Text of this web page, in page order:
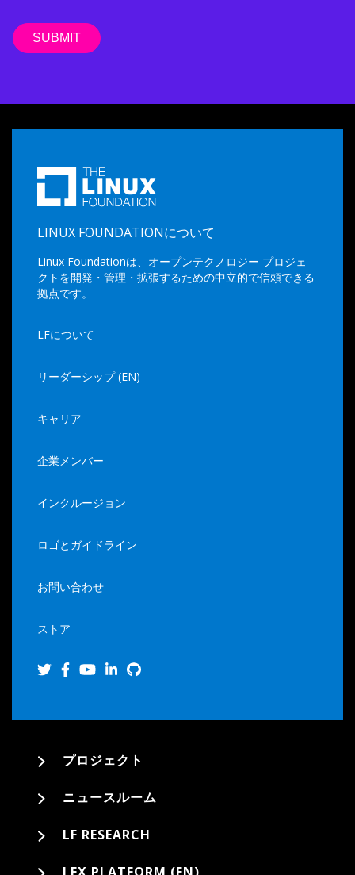
LINUX FOUNDATIONについて
Linux Foundationは、オープンテクノロジー プロジェ
クトを開発・管理・拡張するための中立的で信頼できる
拠点です。
LFについて
リーダーシップ (EN)
キャリア
企業メンバー
インクルージョン
ロゴとガイドライン
お問い合わせ
ストア
プロジェクト
ニュースルーム
LF RESEARCH